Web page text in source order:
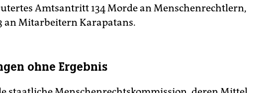
Amtsantritt 134 Morde an Menschenrechtlern,
an Mitarbeitern Karapatans.
ohne Ergebnis